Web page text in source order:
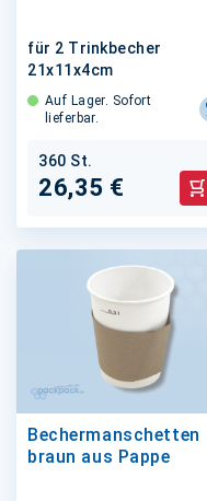
für 2 Trinkbecher
21x11x4cm
Auf Lager. Sofort
lieferbar.
360 St.
26,35 €
Bechermanschetten
braun aus Pappe